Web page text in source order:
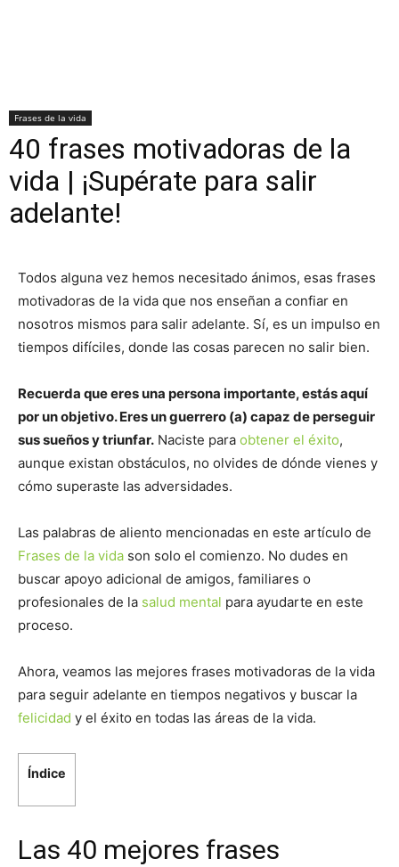
Frases de la vida
40 frases motivadoras de la
vida | ¡Supérate para salir
adelante!
Todos alguna vez hemos necesitado ánimos, esas frases
motivadoras de la vida que nos enseñan a confiar en
nosotros mismos para salir adelante. Sí, es un impulso en
tiempos difíciles, donde las cosas parecen no salir bien.
Recuerda que eres una persona importante, estás aquí
por un objetivo. Eres un guerrero (a) capaz de perseguir
sus sueños y triunfar. Naciste para obtener el éxito,
aunque existan obstáculos, no olvides de dónde vienes y
cómo superaste las adversidades.
Las palabras de aliento mencionadas en este artículo de
Frases de la vida son solo el comienzo. No dudes en
buscar apoyo adicional de amigos, familiares o
profesionales de la salud mental para ayudarte en este
proceso.
Ahora, veamos las mejores frases motivadoras de la vida
para seguir adelante en tiempos negativos y buscar la
felicidad y el éxito en todas las áreas de la vida.
Índice
Las 40 mejores frases